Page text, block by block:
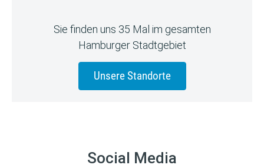
Sie finden uns 35 Mal im gesamten
Hamburger Stadtgebiet
Unsere Standorte
Social Media